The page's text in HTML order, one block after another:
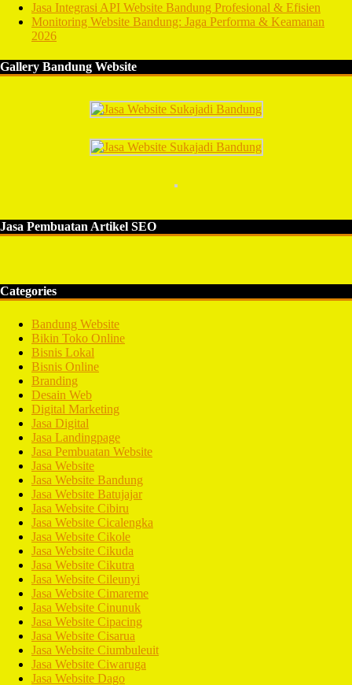
Jasa Integrasi API Website Bandung Profesional & Efisien
Monitoring Website Bandung: Jaga Performa & Keamanan
2026
Gallery Bandung Website
Jasa Pembuatan Artikel SEO
Categories
Bandung Website
Bikin Toko Online
Bisnis Lokal
Bisnis Online
Branding
Desain Web
Digital Marketing
Jasa Digital
Jasa Landingpage
Jasa Pembuatan Website
Jasa Website
Jasa Website Bandung
Jasa Website Batujajar
Jasa Website Cibiru
Jasa Website Cicalengka
Jasa Website Cikole
Jasa Website Cikuda
Jasa Website Cikutra
Jasa Website Cileunyi
Jasa Website Cimareme
Jasa Website Cinunuk
Jasa Website Cipacing
Jasa Website Cisarua
Jasa Website Ciumbuleuit
Jasa Website Ciwaruga
Jasa Website Dago